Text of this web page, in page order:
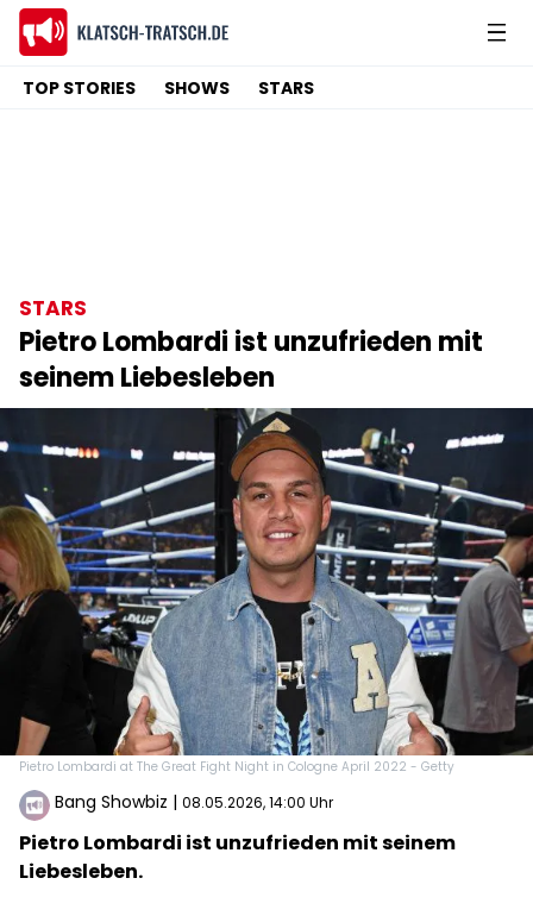
TOP STORIES SHOWS STARS
STARS
Pietro Lombardi ist unzufrieden mit
seinem Liebesleben
Pietro Lombardi at The Great Fight Night in Cologne April 2022 - Getty
Bang Showbiz | 08.05.2026, 14:00 Uhr
Pietro Lombardi ist unzufrieden mit seinem
Liebesleben.